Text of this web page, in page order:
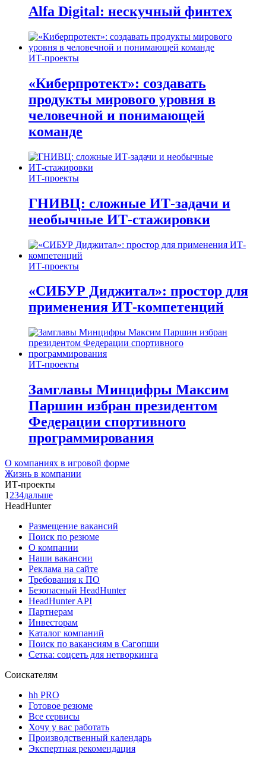
Alfa Digital: нескучный финтех
ИТ-проекты
«Киберпротект»: создавать
продукты мирового уровня в
человечной и понимающей
команде
ИТ-проекты
ГНИВЦ: сложные ИТ‑задачи и
необычные ИТ‑стажировки
ИТ-проекты
«СИБУР Диджитал»: простор для
применения ИТ-компетенций
ИТ-проекты
Замглавы Минцифры Максим
Паршин избран президентом
Федерации спортивного
программирования
О компаниях в игровой форме
Жизнь в компании
ИТ-проекты
1 234дальше
HeadHunter
Размещение вакансий
Поиск по резюме
О компании
Наши вакансии
Реклама на сайте
Требования к ПО
Безопасный HeadHunter
HeadHunter API
Партнерам
Инвесторам
Каталог компаний
Поиск по вакансиям в Сагопши
Сетка: соцсеть для нетворкинга
Соискателям
hh PRO
Готовое резюме
Все сервисы
Хочу у вас работать
Производственный календарь
Экспертная рекомендация